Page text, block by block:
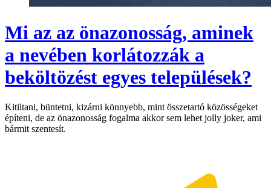
Mi az az önazonosság, aminek
a nevében korlátozzák a
beköltözést egyes települések?
Kitiltani, büntetni, kizárni könnyebb, mint összetartó közösségeket
építeni, de az önazonosság fogalma akkor sem lehet jolly joker, ami
bármit szentesít.